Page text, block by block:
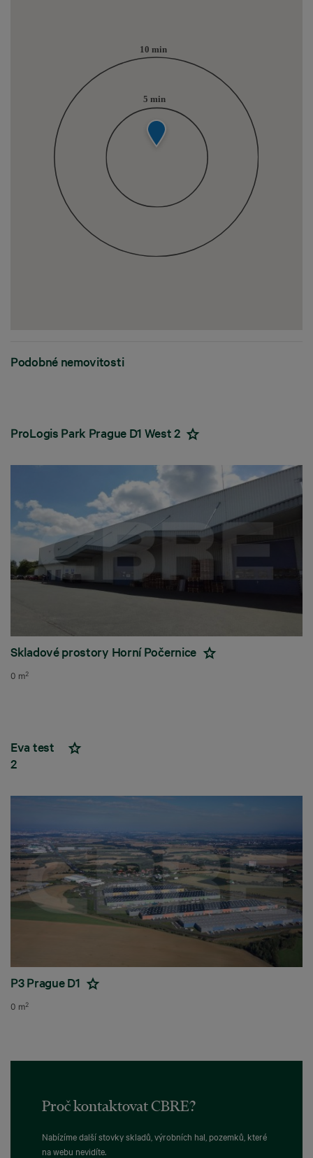
Podobné nemovitosti
ProLogis Park Prague D1 West 2
Skladové prostory Horní Počernice
0 m2
Eva test
2
P3 Prague D1
0 m2
Proč kontaktovat CBRE?
Nabízíme další stovky skladů, výrobních hal, pozemků, které
na webu nevidíte.